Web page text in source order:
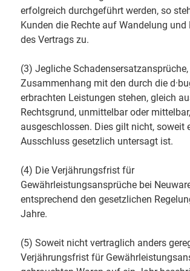
erfolgreich durchgeführt werden, so
Kunden die Rechte auf Wandelung und
des Vertrags zu.
(3) Jegliche
Zusammenhang mit den durch die
erbrachten Leistungen stehen, gleich
Rechtsgrund, unmittelbar oder
ausgeschlossen. Dies gilt nicht, soweit
Ausschluss gesetzlich untersagt ist.
(4) Die Verjährungsfrist für
Gewährleistungsansprüche bei
entsprechend den gesetzlichen
Jahre.
(5) Soweit nicht vertraglich anders
Verjährungsfrist für